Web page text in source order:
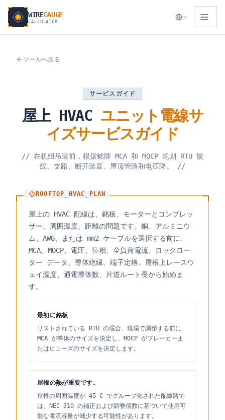
WIREGAUGE
CALCULATOR
ツールへ戻る
サービスガイド
屋上 HVAC ユニット電線サ
イズサービスガイド
// 在机组吊装前，根据铭牌 MCA 和 MOCP 规划 RTU 馈
线、支路、断开装置、屋顶管路和电压降。
//
ROOFTOP_HVAC_PLAN
屋上の HVAC 配線は、銘板、モーターとコンプレッ
サー、周囲温度、距離の問題です。銅、アルミニウ
ム、AWG、または mm2 ケーブルを選択する前に、
MCA、MOCP、電圧、位相、全負荷電流、ロックロー
ター データ、導体絶縁、端子定格、屋根上レースウ
ェイ温度、通電導体数、片道ルート長から始めま
す。
最初に銘板
リストされている RTU の場合、現場で調整する前に
MCA が導体のサイズを決定し、MOCP がブレーカーま
たはヒューズのサイズを決定します。
屋根の熱が重要です。
屋根の周囲温度が 45 C でグループ化された配線路で
は、NEC 310 の補正および調整係数に基づいて使用可
能な電流容量が減少する可能性があります。